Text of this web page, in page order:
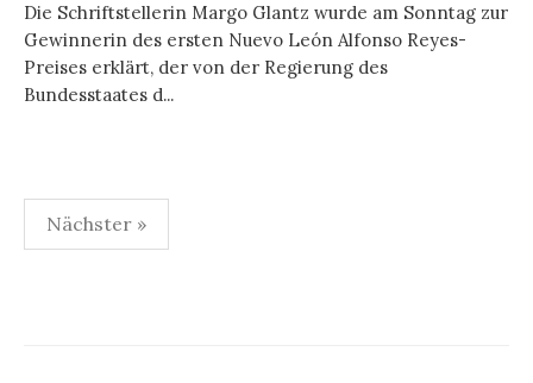
Die Schriftstellerin Margo Glantz wurde am Sonntag zur
Gewinnerin des ersten Nuevo León Alfonso Reyes-
Preises erklärt, der von der Regierung des
Bundesstaates d...
Seitennummerierung
der
Nächster »